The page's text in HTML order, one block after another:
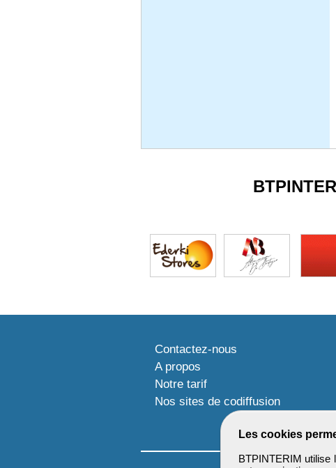
Les cookies
BTPINTERIM utilise
Contactez-nous
A propos
Notre tarif
Nos sites de codiffusion